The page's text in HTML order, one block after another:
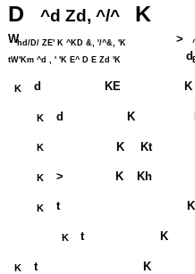
D ^d Zd, ^/^ K
Whd/D/ ZE' K ^KD &, '/^&, 'K >
tW'Km ^d , ' 'K E^ D E Zd 'K d
K d KE K
K d K
K K Kt
K > K Kh
K t K
K t K
K t K